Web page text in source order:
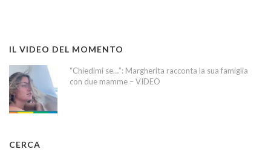
IL VIDEO DEL MOMENTO
“Chiedimi se…”: Margherita racconta la sua famiglia
con due mamme – VIDEO
CERCA